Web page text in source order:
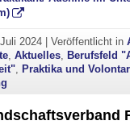
2024| Veröffentlicht in
, Aktuelles, Berufsfeld
, Praktika und